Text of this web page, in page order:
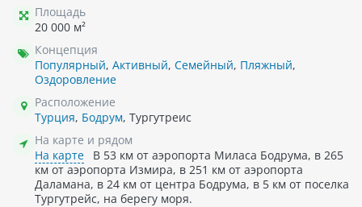
Площадь
20 000 м²
Концепция
Популярный, Активный, Семейный, Пляжный,
Оздоровление
Расположение
Турция, Бодрум, Тургутреис
На карте и рядом
На карте
В 53 км от аэропорта Миласа Бодрума, в 265
км от аэропорта Измира, в 251 км от аэропорта
Даламана, в 24 км от центра Бодрума, в 5 км от поселка
Тургутрейс, на берегу моря.